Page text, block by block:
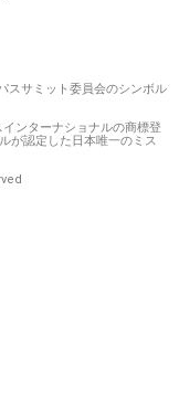
スサミット委員会のシンボル
ンターナショナルの商標登
が認定した日本唯一のミス